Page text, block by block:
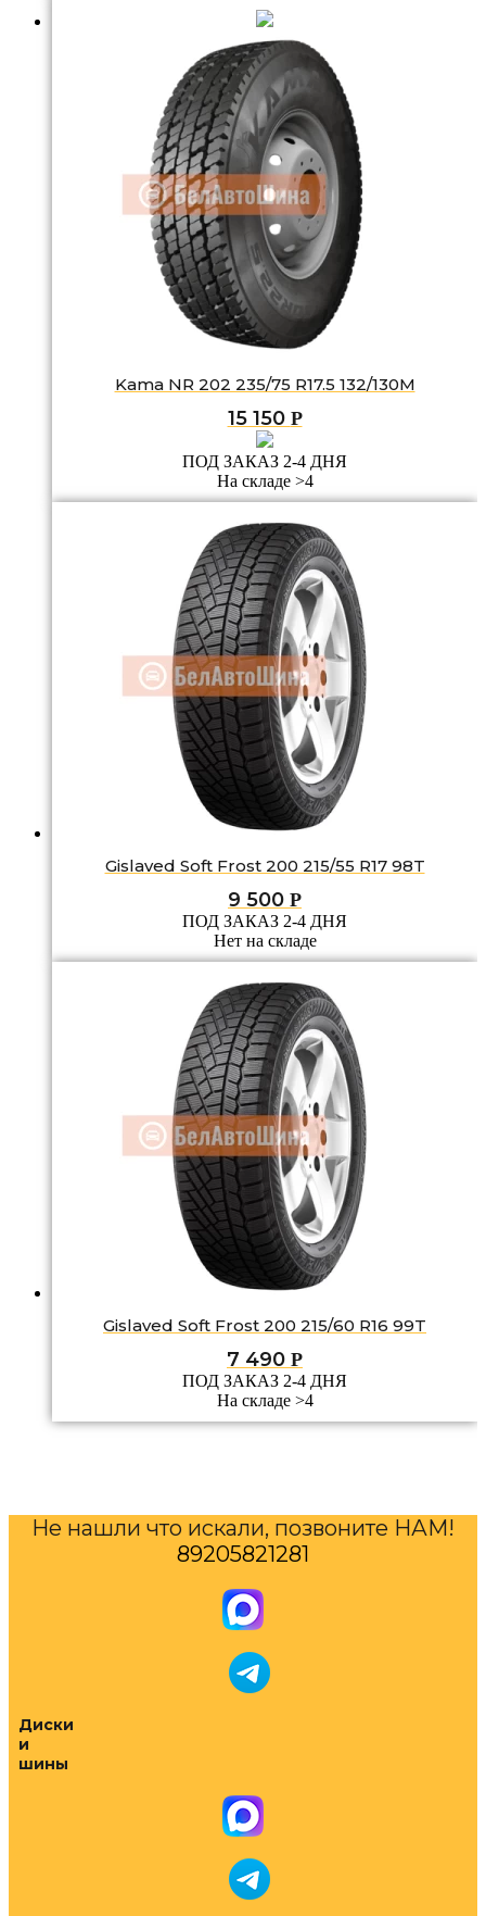
Kama NR 202 235/75 R17.5 132/130M
15 150 Р
ПОД ЗАКАЗ 2-4 ДНЯ
На складе >4
Gislaved Soft Frost 200 215/55 R17 98T
9 500 Р
ПОД ЗАКАЗ 2-4 ДНЯ
Нет на складе
Gislaved Soft Frost 200 215/60 R16 99T
7 490 Р
ПОД ЗАКАЗ 2-4 ДНЯ
На складе >4
Не нашли что искали, позвоните НАМ!
89205821281
Диски
и
шины